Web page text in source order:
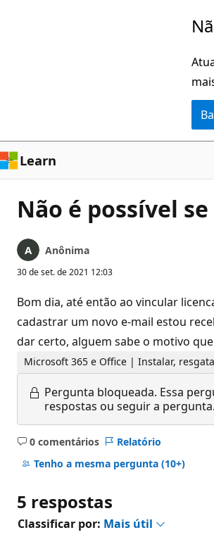
Learn
Não é possível
Anônima
30 de set. de 2021 12:03
Bom dia, até então ao vincular
cadastrar um novo e-mail estou
dar certo, alguem sabe o motivo
Microsoft 365 e Office | Instalar,
Pergunta bloqueada. Essa
respostas ou seguir a pergunta.
0 comentários
Sem
comentários
Relatório
Tenho a mesma pergunta (10+)
5 respostas
Classificar por: Mais útil